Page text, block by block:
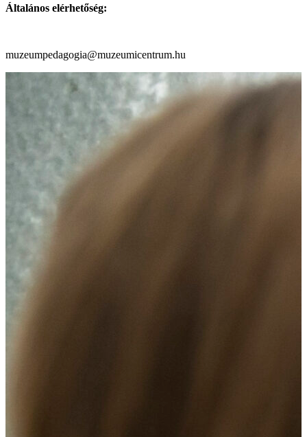
Általános elérhetőség:
muzeumpedagogia@muzeumicentrum.hu